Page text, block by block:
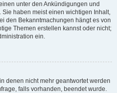
unter den Ankündigungen und
haben meist einen wichtigen Inhalt,
den Bekanntmachungen hängt es von
Themen erstellen kannst oder nicht;
ein.
denen nicht mehr geantwortet werden
falls vorhanden, beendet wurde.